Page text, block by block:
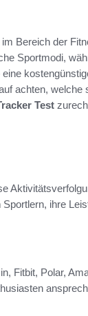
Bereich der
Sportmodi,
achten, welche
Test
ihre
Fitbit, Polar,